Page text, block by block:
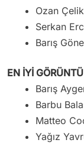
Ozan
Serkan
Barış
EN İYİ
Barış
Barbu
Matteo
Yağız